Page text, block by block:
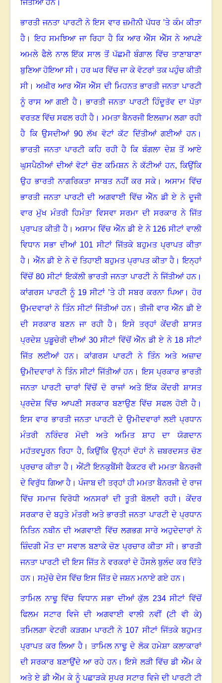
ਜਿੱਤੀਆਂ ਹਨ।
ਭਾਰਤੀ ਜਨਤਾ ਪਾਰਟੀ ਨੇ ਇਸ ਵਾਰ ਜ਼ਮੀਨੀ ਪੱਧਰ ’ਤੇ ਕੰਮ ਕੀਤਾ
ਹੈ ।ਇਹ ਸਮਝਿਆ ਜਾ ਰਿਹਾ ਹੈ ਕਿ ਆਰ ਐੱਸ ਐੱਸ ਨੇ ਆਪਣੇ
ਅਮਲੇ ਫੈਲੇ ਨਾਲ ਇੱਕ ਸਾਲ ਤੋਂ ਪੱਛਮੀ ਬੰਗਾਲ ਵਿੱਚ ਤਾਣਾਬਾਣਾ
ਬੁਣਿਆ ਹੋਇਆ ਸੀ।ਹਰ ਘਰ ਵਿੱਚ ਜਾ ਕੇ ਵੋਟਰਾਂ ਤਕ ਪਹੁੰਚ ਕੀਤੀ
ਸੀ।ਅਖ਼ੀਰ ਆਰ ਐੱਸ ਐੱਸ ਦੀ ਮਿਹਨਤ ਭਾਰਤੀ ਜਨਤਾ ਪਾਰਟੀ
ਨੂੰ ਰਾਸ ਆ ਗਈ ਹੈ।ਭਾਰਤੀ ਜਨਤਾ ਪਾਰਟੀ ਹਿੰਦੂਤੱਵ ਦਾ ਪੱਤਾ
ਵਰਤਣ ਵਿੱਚ ਸਫਲ ਰਹੀ ਹੈ । ਮਮਤਾ ਬੈਨਰਜੀ ਇਲਜ਼ਾਮ ਲਗਾ ਰਹੀ
ਹੈ ਕਿ ਉਸਦੀਆਂ 90 ਲੱਖ ਵੋਟਾਂ ਕੱਟ ਦਿੱਤੀਆਂ ਗਈਆਂ ਹਨ।
ਭਾਰਤੀ ਜਨਤਾ ਪਾਰਟੀ ਕਹਿ ਰਹੀ ਹੈ ਕਿ ਬੰਗਲਾ ਦੇਸ਼ ਤੋਂ ਆਏ
ਘੁਸਪੈਠੀਆਂ ਦੀਆਂ ਵੋਟਾਂ ਚੋਣ ਕਮਿਸ਼ਨ ਨੇ ਕੱਟੀਆਂ ਹਨ, ਕਿਉਂਕਿ
ਉਹ ਭਾਰਤੀ ਨਾਗਰਿਕਤਾ ਸਾਬਤ ਨਹੀਂ ਕਰ ਸਕੇ।ਅਸਾਮ ਵਿੱਚ
ਭਾਰਤੀ ਜਨਤਾ ਪਾਰਟੀ ਦੀ ਅਗਵਾਈ ਵਿੱਚ ਐੱਨ ਡੀ ਏ ਨੇ ਦੂਜੀ
ਵਾਰ ਮੁੱਖ ਮੰਤਰੀ ਹਿਮੰਤਾ ਵਿਸਵਾ ਸਰਮਾ ਦੀ ਸਰਕਾਰ ਨੇ ਜਿੱਤ
ਪ੍ਰਾਪਤ ਕੀਤੀ ਹੈ।ਅਸਾਮ ਵਿੱਚ ਐੱਨ ਡੀ ਏ ਨੇ 126 ਸੀਟਾਂ ਵਾਲੀ
ਵਿਧਾਨ ਸਭਾ ਦੀਆਂ 101 ਸੀਟਾਂ ਜਿੱਤਕੇ ਬਹੁਮਤ ਪ੍ਰਾਪਤ ਕੀਤਾ
ਹੈ । ਐੱਨ ਡੀ ਏ ਨੇ ਦੋ ਤਿਹਾਈ ਬਹੁਮਤ ਪ੍ਰਾਪਤ ਕੀਤਾ ਹੈ ।ਇਨ੍ਹਾਂ
ਵਿੱਚੋਂ80 ਸੀਟਾਂ ਇਕੱਲੀ ਭਾਰਤੀ ਜਨਤਾ ਪਾਰਟੀ ਨੇ ਜਿੱਤੀਆਂ ਹਨ।
ਕਾਂਗਰਸ ਪਾਰਟੀ ਨੂੰ 19 ਸੀਟਾਂ ’ਤੇ ਹੀ ਸਬਰ ਕਰਨਾ ਪਿਆ।ਹੋਰ
ਉਮਦਵਾਰਾਂ ਨੇ ਤਿੰਨ ਸੀਟਾਂ ਜਿੱਤੀਆਂ ਹਨ। ਤੀਜੀ ਵਾਰ ਐੱਨ ਡੀ ਏ
ਦੀ ਸਰਕਾਰ ਬਣਨ ਜਾ ਰਹੀ ਹੈ ।ਇਸੇ ਤਰ੍ਹਾਂ ਕੇਂਦਰੀ ਸ਼ਾਸਤ
ਪ੍ਰਦੇਸ਼ ਪੁਡੂਚੇਰੀ ਦੀਆਂ 30 ਸੀਟਾਂ ਵਿੱਚੋਂ ਐੱਨ ਡੀ ਏ ਨੇ 18 ਸੀਟਾਂ
ਜਿੱਤ ਲਈਆਂ ਹਨ।ਕਾਂਗਰਸ ਪਾਰਟੀ ਨੇ ਤਿੰਨ ਅਤੇ ਅਜ਼ਾਦ
ਉਮੀਦਵਾਰਾਂ ਨੇ ਤਿੰਨ ਸੀਟਾਂ ਜਿੱਤੀਆਂ ਹਨ।ਇਸ ਪ੍ਰਕਾਰ ਭਾਰਤੀ
ਜਨਤਾ ਪਾਰਟੀ ਚਾਰਾਂ ਵਿੱਚੋਂ ਦੋ ਰਾਜਾਂ ਅਤੇ ਇੱਕ ਕੇਂਦਰੀ ਸ਼ਾਸਤ
ਪ੍ਰਦੇਸ਼ ਵਿੱਚ ਆਪਣੀ ਸਰਕਾਰ ਬਣਾਉਣ ਵਿੱਚ ਸਫਲ ਹੋਈ ਹੈ ।
ਇਸ ਵਾਰ ਭਾਰਤੀ ਜਨਤਾ ਪਾਰਟੀ ਦੇ ਉਮੀਦਵਾਰਾਂ ਲਈ ਪ੍ਰਧਾਨ
ਮੰਤਰੀ ਨਰਿੰਦਰ ਮੋਦੀ ਅਤੇ ਅਮਿਤ ਸ਼ਾਹ ਦਾ ਯੋਗਦਾਨ
ਮਹੱਤਵਪੂਰਨ ਰਿਹਾ ਹੈ, ਕਿਉਂਕਿ ਉਨ੍ਹਾਂ ਦੋਹਾਂ ਨੇ ਜ਼ਬਰਦਸਤ ਚੋਣ
ਪ੍ਰਚਾਰ ਕੀਤਾ ਹੈ । ਐਂਟੀ ਇਨਕੁਬੈਂਸੀ ਫੈਕਟਰ ਵੀ ਮਮਤਾ ਬੈਨਰਜੀ
ਦੇ ਵਿਰੁੱਧ ਗਿਆ ਹੈ।ਪੰਜਾਬ ਦੀ ਤਰ੍ਹਾਂ ਹੀ ਮਮਤਾ ਬੈਨਰਜੀ ਦੇ ਰਾਜ
ਵਿੱਚ ਸਮਾਜ ਵਿਰੋਧੀ ਅਨਸਰਾਂ ਦੀ ਤੂਤੀ ਬੋਲਦੀ ਰਹੀ।ਕੇਂਦਰ
ਸਰਕਾਰ ਦੇ ਬਹੁਤੇ ਮੰਤਰੀ ਅਤੇ ਭਾਰਤੀ ਜਨਤਾ ਪਾਰਟੀ ਦੇ ਪ੍ਰਧਾਨ
ਨਿਤਿਨ ਨਬੀਨ ਦੀ ਅਗਵਾਈ ਵਿੱਚ ਲਗਭਗ ਸਾਰੇ ਅਹੁਦੇਦਾਰਾਂ ਨੇ
ਜ਼ਿੰਦਗੀ ਮੌਤ ਦਾ ਸਵਾਲ ਬਣਾਕੇ ਚੋਣ ਪ੍ਰਚਾਰ ਕੀਤਾ ਸੀ।ਭਾਰਤੀ
ਜਨਤਾ ਪਾਰਟੀ ਦੀ ਇਸ ਜਿੱਤ ਨੇ ਵਰਕਰਾਂ ਦੇ ਹੌਸਲੇ ਬੁਲੰਦ ਕਰ ਦਿੱਤੇ
ਹਨ। ਸਮੁੱਚੇ ਦੇਸ ਵਿੱਚ ਇਸ ਜਿੱਤ ਦੇ ਜਸ਼ਨ ਮਨਾਏ ਗਏ ਹਨ।
ਤਾਮਿਲ ਨਾਢੂ ਵਿੱਚ ਵਿਧਾਨ ਸਭਾ ਦੀਆਂ ਕੁੱਲ 234 ਸੀਟਾਂ ਵਿੱਚੋਂ
ਫਿਲਮ ਸਟਾਰ ਵਿਜੇ ਦੀ ਅਗਵਾਈ ਵਾਲੀ ਨਵੀਂ (ਟੀ ਵੀ ਕੇ)
ਤਮਿਲਗਾ ਵੇਟਰੀ ਕੜਗਮ ਪਾਰਟੀ ਨੇ 107 ਸੀਟਾਂ ਜਿੱਤਕੇ ਬਹੁਮਤ
ਪ੍ਰਾਪਤ ਕਰ ਲਿਆ ਹੈ । ਤਾਮਿਲ ਨਾਢੂ ਦੇ ਲੋਕ ਹਮੇਸ਼ਾ ਕਲਾਕਾਰਾਂ
ਦੀ ਸਰਕਾਰ ਬਣਾਉਂਦੇ ਆ ਰਹੇ ਹਨ।ਇਸੇ ਲੜੀ ਵਿੱਚ ਡੀ ਐੱਮ ਕੇ
ਅਤੇ ਏ ਡੀ ਐੱਮ ਕੇ ਨੂੰ ਪਛਾੜਕੇ ਸੁਪਰ ਸਟਾਰ ਵਿਜੇ ਦੀ ਪਾਰਟੀ ਟੀ